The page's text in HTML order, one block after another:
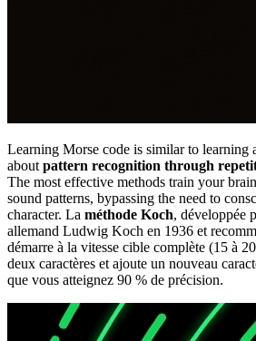
Learning Morse code is similar to learning
about pattern recognition through
The most effective methods train your
sound patterns, bypassing the need to
character. La méthode Koch, développée
allemand Ludwig Koch en 1936 et
démarre à la vitesse cible complète (15 à
deux caractères et ajoute un nouveau
que vous atteignez 90 % de précision.